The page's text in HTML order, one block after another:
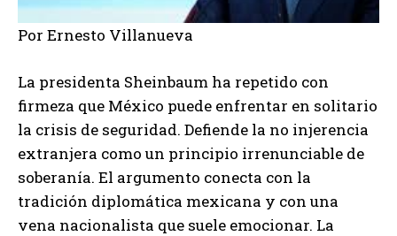
Por Ernesto Villanueva
La presidenta Sheinbaum ha repetido con
firmeza que México puede enfrentar en solitario
la crisis de seguridad. Defiende la no injerencia
extranjera como un principio irrenunciable de
soberanía. El argumento conecta con la
tradición diplomática mexicana y con una
vena nacionalista que suele emocionar. La